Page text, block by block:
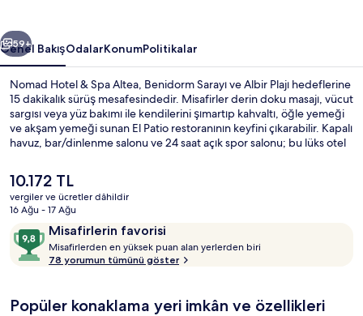
Sonraki
59+
Genel BakışOdalarKonumPolitikalar
Nomad Hotel & Spa Altea, Benidorm Sarayı ve Albir Plajı hedeflerine
15 dakikalık sürüş mesafesindedir. Misafirler derin doku masajı, vücut
sargısı veya yüz bakımı ile kendilerini şımartıp kahvaltı, öğle yemeği
ve akşam yemeği sunan El Patio restoranının keyfini çıkarabilir. Kapalı
havuz, bar/dinlenme salonu ve 24 saat açık spor salonu; bu lüks otel
Şu
anki
fiyat
10.172 TL
vergiler ve ücretler dâhildir
16 Ağu - 17 Ağu
YorumlarMisafirlerin favorisi
10
üzerinden
9,8,
favorisi
Misafirlerden en yüksek puan alan yerlerden biri
f
78 yorumun tümünü göster
Popüler konaklama yeri imkân ve özellikleri